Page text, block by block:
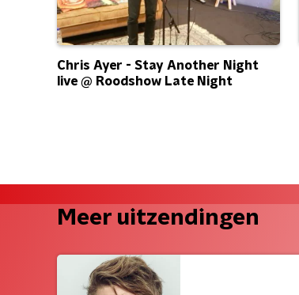
Chris Ayer - Stay Another Night
live @ Roodshow Late Night
Meer uitzendingen